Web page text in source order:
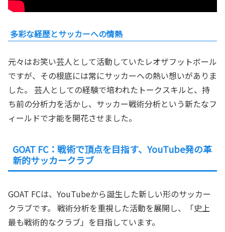
多彩な経歴とサッカーへの情熱
元々はお笑い芸人として活動していたレオザフットボール
ですが、その根底には常にサッカーへの熱い想いがありま
した。 芸人としての経験で培われたトークスキルと、持
ち前の分析力を活かし、サッカー戦術分析という新たなフ
ィールドで才能を開花させました。
GOAT FC：戦術で頂点を目指す、YouTube発の革
新的サッカークラブ
GOAT FCは、YouTubeから誕生した新しい形のサッカー
クラブです。 戦術分析を重視した活動を展開し、「史上
最も戦術的なクラブ」を目指しています。